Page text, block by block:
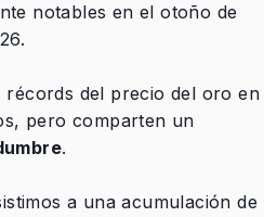
notables en el otoño de
del precio del oro en
pero comparten un
.
a una acumulación de